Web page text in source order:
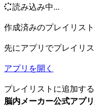
読み込み中...
作成済みのプレイリス
先にアプリでプレイリ
アプリを開く
プレイリストに追加す
脳内メーカー公式アプリ